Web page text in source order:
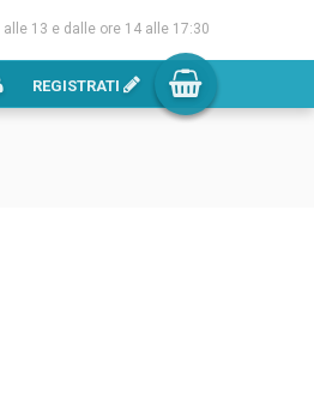
13 e dalle ore 14 alle 17:30
REGISTRATI